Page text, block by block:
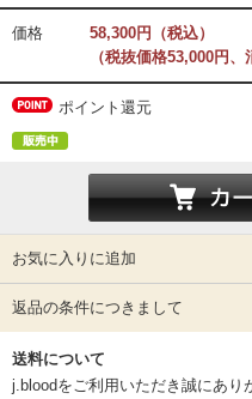
価格
58,300円（税込）
（税抜価格53,000円、
ポイント還元
お気に入りに追加
返品の条件につきまして
送料について
j.bloodをご利用いただき誠にあり